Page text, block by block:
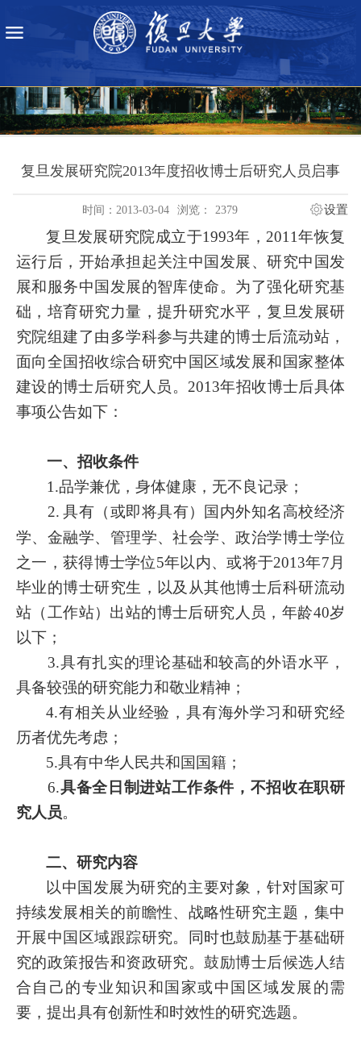
复旦发展研究院2013年度招收博士后研究人员启事
时间：2013-03-04 浏览： 2379 设置
复旦发展研究院成立于1993年， 2011年恢复
运行后，开始承担起关注中国发展、研究中国发
展和服务中国发展的智库使命。为了强化研究基
础，培育研究力量，提升研究水平，复旦发展研
究院组建了由多学科参与共建的博士后流动站，
面向全国招收综合研究中国区域发展和国家整体
建设的博士后研究人员。2013年招收博士后具体
事项公告如下：
一、招收条件
1.品学兼优，身体健康，无不良记录；
2. 具有（或即将具有）国内外知名高校经济
学、金融学、管理学、社会学、政治学博士学位
之一，获得博士学位5年以内、或将于2013年7月
毕业的博士研究生，以及从其他博士后科研流动
站（工作站）出站的博士后研究人员，年龄40岁
以下；
3.具有扎实的理论基础和较高的外语水平，
具备较强的研究能力和敬业精神；
4.有相关从业经验，具有海外学习和研究经
历者优先考虑；
5.具有中华人民共和国国籍；
6.具备全日制进站工作条件，不招收在职研
究人员。
二、研究内容
以中国发展为研究的主要对象，针对国家可
持续发展相关的前瞻性、战略性研究主题，集中
开展中国区域跟踪研究。同时也鼓励基于基础研
究的政策报告和资政研究。鼓励博士后候选人结
合自己的专业知识和国家或中国区域发展的需
要，提出具有创新性和时效性的研究选题。